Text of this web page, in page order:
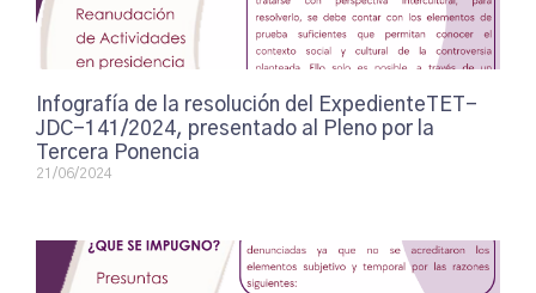
Infografía de la resolución del ExpedienteTET-
JDC-141/2024, presentado al Pleno por la
Tercera Ponencia
21/06/2024